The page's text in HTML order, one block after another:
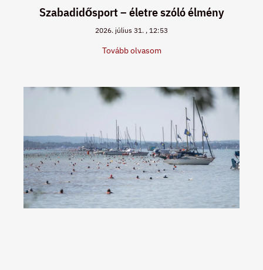
Szabadidősport – életre szóló élmény
2026. július 31. 12:53
Tovább olvasom